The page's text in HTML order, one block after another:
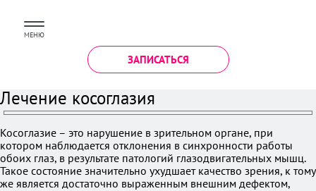
МЕНЮ
ЗАПИСАТЬСЯ
Лечение косоглазия
Косоглазие – это нарушение в зрительном органе, при
котором наблюдается отклонения в синхронности работы
обоих глаз, в результате патологий глазодвигательных мышц.
Такое состояние значительно ухудшает качество зрения, к тому
же является достаточно выраженным внешним дефектом,